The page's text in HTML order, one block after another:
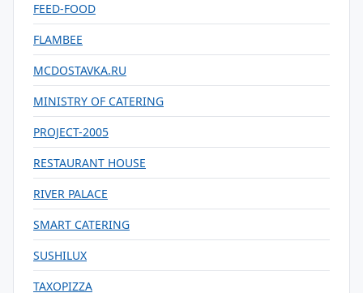
FEED-FOOD
FLAMBEE
MCDOSTAVKA.RU
MINISTRY OF CATERING
PROJECT-2005
RESTAURANT HOUSE
RIVER PALACE
SMART CATERING
SUSHILUX
TAXOPIZZA